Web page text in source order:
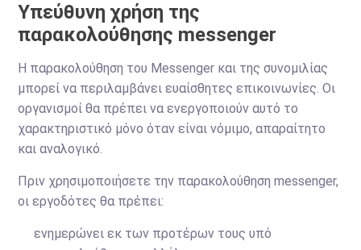
Υπεύθυνη χρήση της
παρακολούθησης messenger
Η παρακολούθηση του Messenger και της συνομιλίας
μπορεί να περιλαμβάνει ευαίσθητες επικοινωνίες. Οι
οργανισμοί θα πρέπει να ενεργοποιούν αυτό το
χαρακτηριστικό μόνο όταν είναι νόμιμο, απαραίτητο
και αναλογικό.
Πριν χρησιμοποιήσετε την παρακολούθηση messenger,
οι εργοδότες θα πρέπει:
ενημερώνει εκ των προτέρων τους υπό